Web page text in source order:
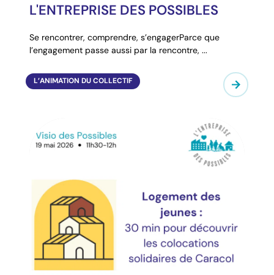
L'ENTREPRISE DES POSSIBLES
Se rencontrer, comprendre, s’engagerParce que
l’engagement passe aussi par la rencontre, ...
L’ANIMATION DU COLLECTIF